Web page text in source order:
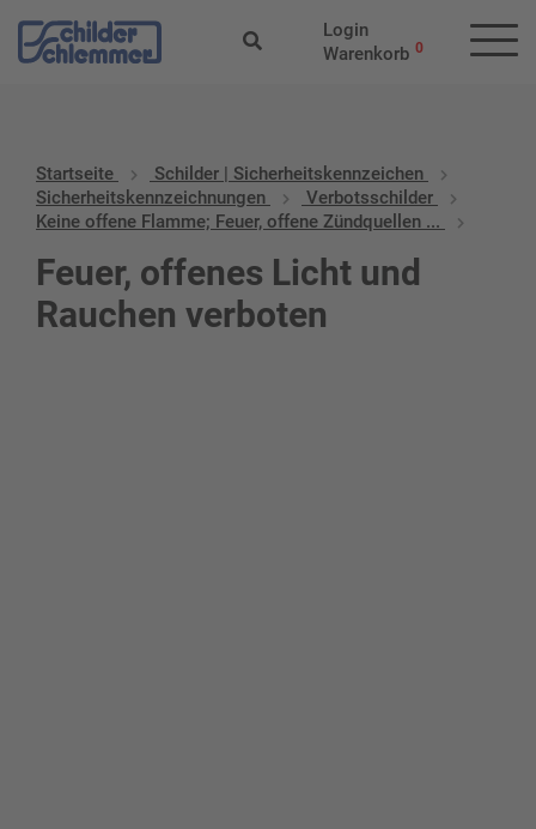
Login
Warenkorb 0
Startseite
Schilder | Sicherheitskennzeichen
Sicherheitskennzeichnungen
Verbotsschilder
Keine offene Flamme; Feuer, offene Zündquellen ...
Feuer, offenes Licht und
Rauchen verboten